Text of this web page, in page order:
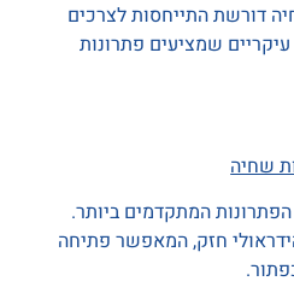
דורשת התייחסות לצרכים
שמציעים פתרונות
שחיה
המתקדמים ביותר.
חזק, המאפשר פתיחה